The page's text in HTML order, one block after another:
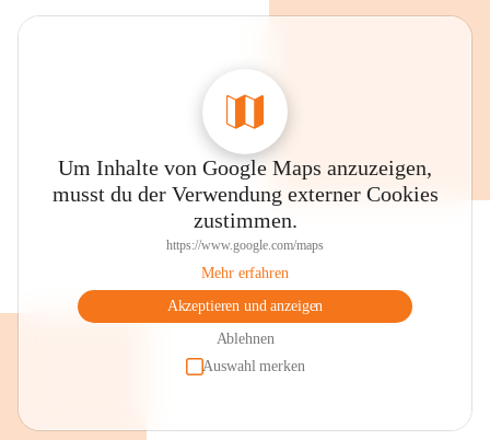
Um Inhalte von Google Maps anzuzeigen,
musst du der Verwendung externer Cookies
zustimmen.
https://www.google.com/maps
Mehr erfahren
Akzeptieren und anzeigen
Ablehnen
Auswahl merken